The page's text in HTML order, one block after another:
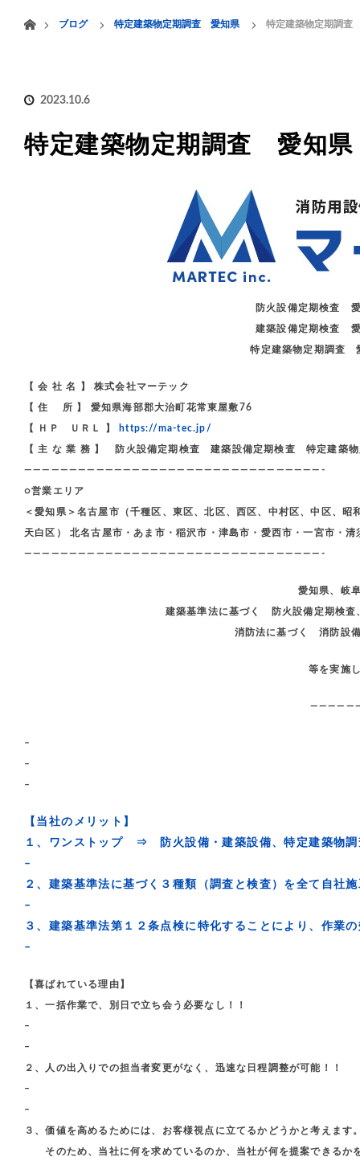
HOME 業務案内
ブログ
特定建築物定期調査 愛知県 特定建築物定期調査
2023.10.6
特定建築物定期調査 愛知県
防火設備定期検査
建築設備定期検査
特定建築物定期調査
【 会 社 名 】 株式会社マーテック
【 住 所 】 愛知県海部郡大治町花常東屋敷76
【 ＨＰ ＵＲＬ 】 https://ma-tec.jp/
【 主 な 業 務 】 防火設備定期検査 建築設備定期検査 特定建築物
—————————————————————————————————-
○営業エリア
＜愛知県＞名古屋市（千種区、東区、北区、西区、中村区、中区、
天白区） 北名古屋市・あま市・稲沢市・津島市・愛西市・一宮市・
—————————————————————————————————-
愛知県、岐
建築基準法に基づく 防火設備定期検査
消防法に基づく 消防設
等を実施
–
–
–
【当社のメリット】
１、ワンストップ ⇒ 防火設備・建築設備、特定建築
–
２、建築基準法に基づく３種類（調査と検査）を全て自社
–
３、建築基準法第１２条点検に特化することにより、作業
–
【喜ばれている理由】
１、一括作業で、別日で立ち会う必要なし！！
–
–
２、人の出入りでの担当者変更がなく、迅速な日程調整が可能！！
–
–
３、価値を高めるためには、お客様視点に立てるかどうかと考えます
そのため、当社に何を求めているのか、当社が何を提案できるか